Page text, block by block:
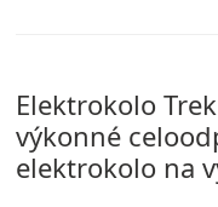
Elektrokolo
výkonné
elektrokolo na